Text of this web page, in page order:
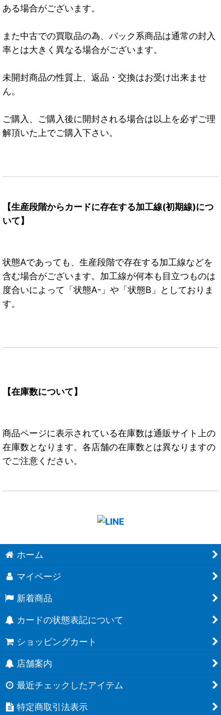
ある場合がございます。
また中古での買取品の為、パック系商品は通常の封入
率とは大きく異なる場合がございます。
未開封商品の性質上、返品・交換はお受け出来ませ
ん。
ご購入、ご購入後に開封される場合は以上を必ずご理
解頂いた上でご購入下さい。
【生産段階からカードに存在する加工線(初期線)につ
いて】
状態Aであっても、生産段階で存在する加工線などを
含む場合がございます。加工線が何本も目立つものは
度合いによって「状態A-」や「状態B」としておりま
す。
【在庫数について】
商品ページに表示されている在庫数は通販サイト上の
在庫数となります。各店舗の在庫数とは異なりますの
でご注意ください。
ホーム
マイページ
新着商品
カードの状態表記について
ショッピングカート
店舗案内
最近チェックしたアイテム
特定商取引法表示